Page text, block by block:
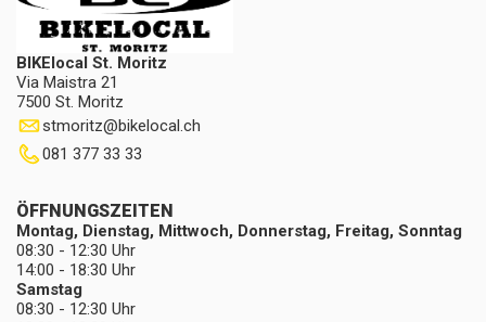
BIKElocal St. Moritz
Via Maistra 21
7500 St. Moritz
stmoritz@bikelocal.ch
081 377 33 33
ÖFFNUNGSZEITEN
Montag, Dienstag, Mittwoch, Donnerstag, Freitag, Sonntag
08:30 - 12:30 Uhr
14:00 - 18:30 Uhr
Samstag
08:30 - 12:30 Uhr